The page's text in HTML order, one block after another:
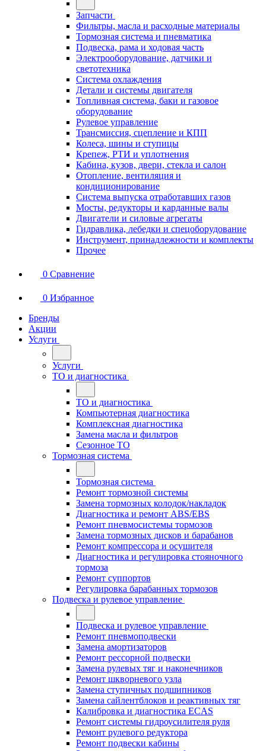
Запчасти
Фильтры, масла и расходные материалы
Тормозная система и пневматика
Подвеска, рама и ходовая часть
Электрооборудование, датчики и
светотехника
Система охлаждения
Детали и системы двигателя
Топливная система, баки и газовое
оборудование
Рулевое управление
Трансмиссия, сцепление и КПП
Колеса, шины и ступицы
Крепеж, РТИ и уплотнения
Кабина, кузов, двери, стекла и салон
Отопление, вентиляция и
кондиционирование
Система выпуска отработавших газов
Мосты, редукторы и карданные валы
Двигатели и силовые агрегаты
Гидравлика, лебедки и спецоборудование
Инструмент, принадлежности и комплекты
Прочее
0 Сравнение
0 Избранное
Бренды
Акции
Услуги
Услуги
ТО и диагностика
ТО и диагностика
Компьютерная диагностика
Комплексная диагностика
Замена масла и фильтров
Сезонное ТО
Тормозная система
Тормозная система
Ремонт тормозной системы
Замена тормозных колодок/накладок
Диагностика и ремонт ABS/EBS
Ремонт пневмосистемы тормозов
Замена тормозных дисков и барабанов
Ремонт компрессора и осушителя
Диагностика и регулировка стояночного
тормоза
Ремонт суппортов
Регулировка барабанных тормозов
Подвеска и рулевое управление
Подвеска и рулевое управление
Ремонт пневмоподвески
Замена амортизаторов
Ремонт рессорной подвески
Замена рулевых тяг и наконечников
Ремонт шкворневого узла
Замена ступичных подшипников
Замена сайлентблоков и реактивных тяг
Калибровка и диагностика ECAS
Ремонт системы гидроусилителя руля
Ремонт рулевого редуктора
Ремонт подвески кабины